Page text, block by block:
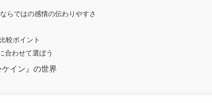
らではの感情の伝わりやすさ
較ポイント
合わせて選ぼう
イン』の世界